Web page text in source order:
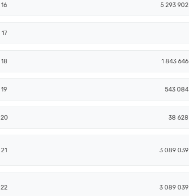
16 5 293 902
17
18 1 843 646
19 543 084
20 38 628
21 3 089 039
22 3 089 039